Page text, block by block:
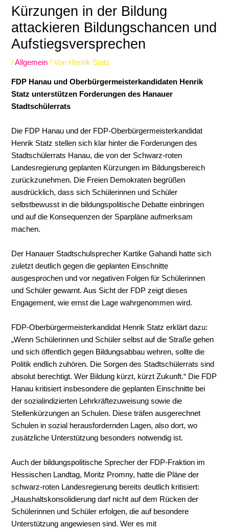
Kürzungen in der Bildung
attackieren Bildungschancen und
Aufstiegsversprechen
/Allgemein / Von Henrik Statz
FDP Hanau und Oberbürgermeisterkandidaten Henrik
Statz unterstützen Forderungen des Hanauer
Stadtschülerrats
Die FDP Hanau und der FDP-Oberbürgermeisterkandidat
Henrik Statz stellen sich klar hinter die Forderungen des
Stadtschülerrats Hanau, die von der Schwarz-roten
Landesregierung geplanten Kürzungen im Bildungsbereich
zurückzunehmen. Die Freien Demokraten begrüßen
ausdrücklich, dass sich Schülerinnen und Schüler
selbstbewusst in die bildungspolitische Debatte einbringen
und auf die Konsequenzen der Sparpläne aufmerksam
machen.
Der Hanauer Stadtschulsprecher Kartike Gahandi hatte sich
zuletzt deutlich gegen die geplanten Einschnitte
ausgesprochen und vor negativen Folgen für Schülerinnen
und Schüler gewarnt. Aus Sicht der FDP zeigt dieses
Engagement, wie ernst die Lage wahrgenommen wird.
FDP-Oberbürgermeisterkandidat Henrik Statz erklärt dazu:
„Wenn Schülerinnen und Schüler selbst auf die Straße gehen
und sich öffentlich gegen Bildungsabbau wehren, sollte die
Politik endlich zuhören. Die Sorgen des Stadtschülerrats sind
absolut berechtigt. Wer Bildung kürzt, kürzt Zukunft.“ Die FDP
Hanau kritisiert insbesondere die geplanten Einschnitte bei
der sozialindizierten Lehrkräftezuweisung sowie die
Stellenkürzungen an Schulen. Diese träfen ausgerechnet
Schulen in sozial herausfordernden Lagen, also dort, wo
zusätzliche Unterstützung besonders notwendig ist.
Auch der bildungspolitische Sprecher der FDP-Fraktion im
Hessischen Landtag, Moritz Promny, hatte die Pläne der
schwarz-roten Landesregierung bereits deutlich kritisiert:
„Haushaltskonsolidierung darf nicht auf dem Rücken der
Schülerinnen und Schüler erfolgen, die auf besondere
Unterstützung angewiesen sind. Wer es mit